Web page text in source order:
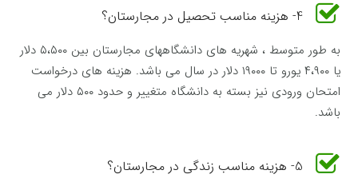
4- هزینه مناسب تحصیل در مجارستان؟
به طور متوسط ، شهریه های دانشگاههای مجارستان بین ۵،۵۰۰ دلار
یا ۴،۹۰۰ یورو تا ۱۹۰۰۰ دلار در سال می باشد. هزینه های درخواست
امتحان ورودی نیز بسته به دانشگاه متغییر و حدود ۵۰۰ دلار می
باشد.
5- هزینه مناسب زندگی در مجارستان؟